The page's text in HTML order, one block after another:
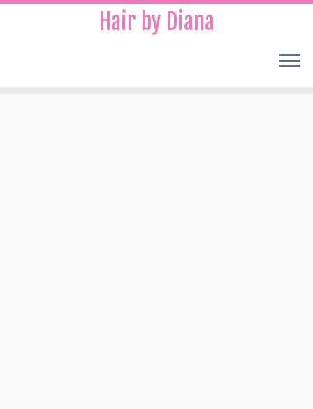
Hair by Diana